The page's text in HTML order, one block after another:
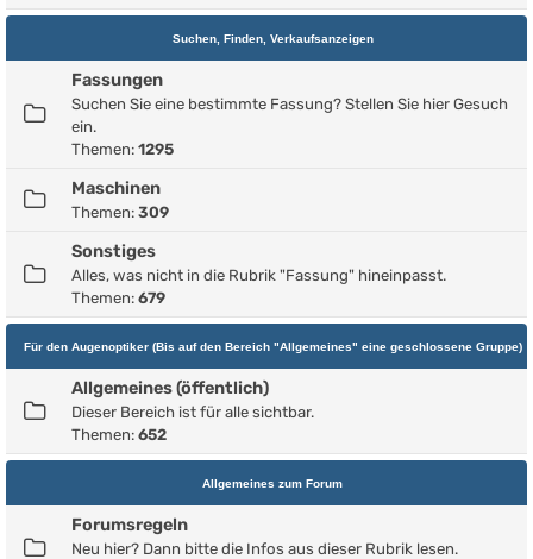
Suchen, Finden, Verkaufsanzeigen
Fassungen
Suchen Sie eine bestimmte Fassung? Stellen Sie hier Gesuch
ein.
Themen: 1295
Maschinen
Themen: 309
Sonstiges
Alles, was nicht in die Rubrik "Fassung" hineinpasst.
Themen: 679
Für den Augenoptiker (Bis auf den Bereich "Allgemeines" eine geschlossene Gruppe)
Allgemeines (öffentlich)
Dieser Bereich ist für alle sichtbar.
Themen: 652
Allgemeines zum Forum
Forumsregeln
Neu hier? Dann bitte die Infos aus dieser Rubrik lesen.